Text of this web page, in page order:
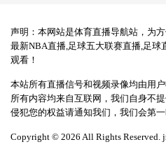
声明：本网站是体育直播导航站，为
最新NBA直播,足球五大联赛直播,足
观看！
本站所有直播信号和视频录像均由用
所有内容均来自互联网，我们自身不
侵犯您的权益请通知我们，我们会第
Copyright © 2026 All Rights Reserved.